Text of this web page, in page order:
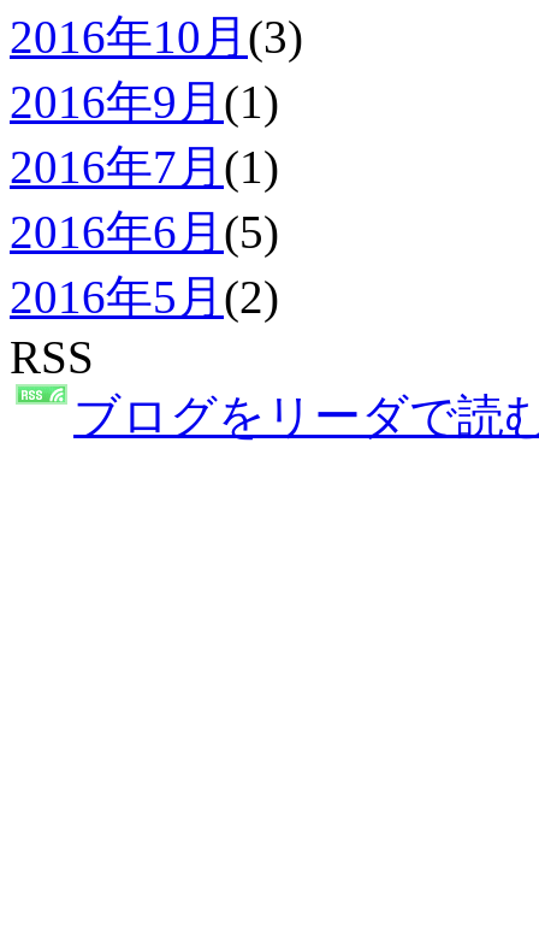
2016年10月 (3)
2016年9月 (1)
2016年7月 (1)
2016年6月 (5)
2016年5月 (2)
RSS
ブログをリーダで読